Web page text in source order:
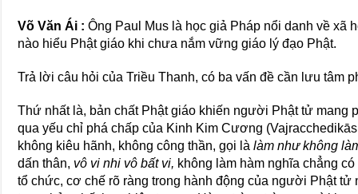
Võ Văn Ái : Ông Paul Mus là học giả Pháp nổi danh về xã
nào hiểu Phật giáo khi chưa nắm vững giáo lý đạo Phật.
Trả lời câu hỏi của Triều Thanh, có ba vấn đề cần lưu tâm
Thứ nhất là, bản chất Phật giáo khiến người Phật tử mang
qua yếu chỉ phá chấp của Kinh Kim Cương
không kiêu hãnh, không công thần, gọi làlàm như không
dấn thân, vô vi nhi vô bất vi, không làm hàm nghĩa chẳng
tổ chức, cơ chế rõ ràng trong hành động của người Phật